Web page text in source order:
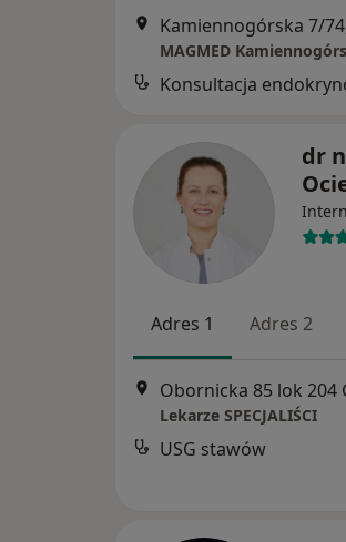
Kamiennogórska 7/
MAGMED
Konsultacja
dr
Adres 1 Adres 2
Lekarze SPECJALIŚCI
USG stawów